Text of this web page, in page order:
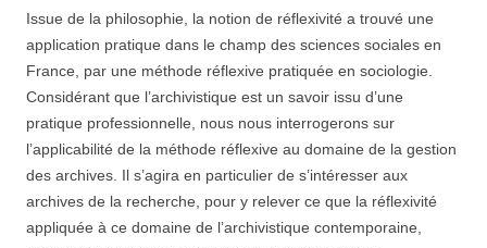
Issue de la philosophie, la notion de réflexivité a trouvé une
application pratique dans le champ des sciences sociales en
France, par une méthode réflexive pratiquée en sociologie.
Considérant que l’archivistique est un savoir issu d’une
pratique professionnelle, nous nous interrogerons sur
l’applicabilité de la méthode réflexive au domaine de la gestion
des archives. Il s’agira en particulier de s’intéresser aux
archives de la recherche, pour y relever ce que la réflexivité
appliquée à ce domaine de l’archivistique contemporaine,